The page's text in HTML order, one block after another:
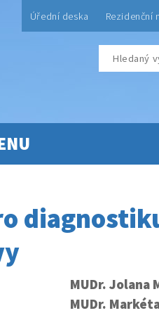
Úřední deska Rezidenční
MUDr. Jolana
MUDr.